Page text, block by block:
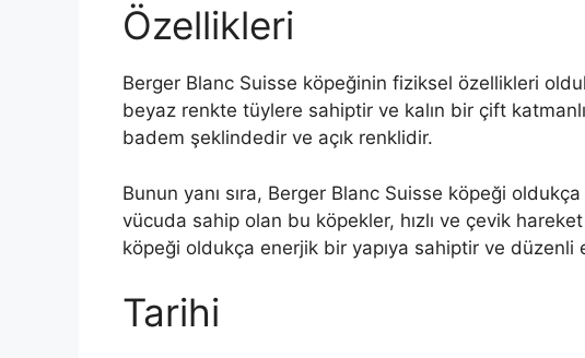
Özellikleri
Berger Blanc Suisse köpeğinin fiziksel özellikleri
beyaz renkte tüylere sahiptir ve kalın bir çift
badem şeklindedir ve açık renklidir.
Bunun yanı sıra, Berger Blanc Suisse köpeği
vücuda sahip olan bu köpekler, hızlı ve çevik
köpeği oldukça enerjik bir yapıya sahiptir ve düzenli
Tarihi